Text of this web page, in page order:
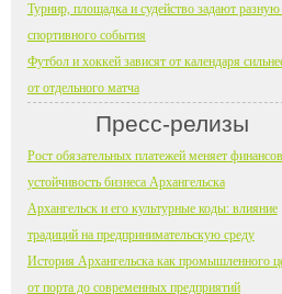
Турнир, площадка и судейство задают разную
спортивного события
Футбол и хоккей зависят от календаря
от отдельного матча
Пресс-релизы
Рост обязательных платежей меняет
устойчивость бизнеса Архангельска
Архангельск и его культурные коды: влияние
традиций на предпринимательскую среду
История Архангельска как промышленного
от порта до современных предприятий